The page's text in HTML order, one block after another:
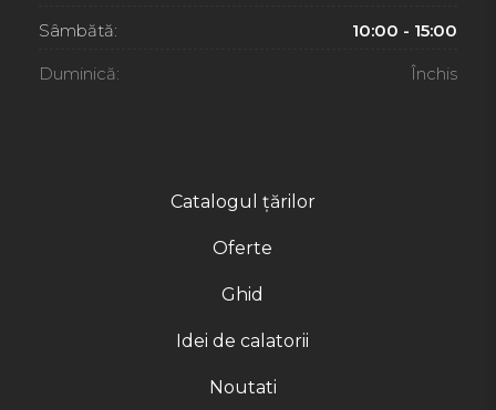
Catalogul țărilor
Oferte
Ghid
Idei de calatorii
Noutati
Sâmbătă: 10:00 - 15:00
Duminică: Închis